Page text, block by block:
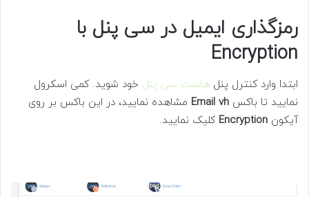
رمزگذاری ایمیل در سی پنل با
Encryption
ابتدا وارد کنترل پنل هاست سی پنل خود شوید. کمی اسکرول
نمایید تا باکس Email vh مشاهده نمایید، در این باکس بر روی
آیکون Encryption کلیک نمایید.